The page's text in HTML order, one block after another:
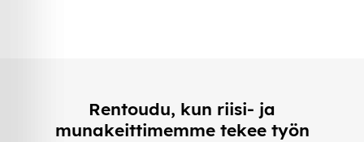
Rentoudu, kun riisi- ja
munakeittimemme tekee työn